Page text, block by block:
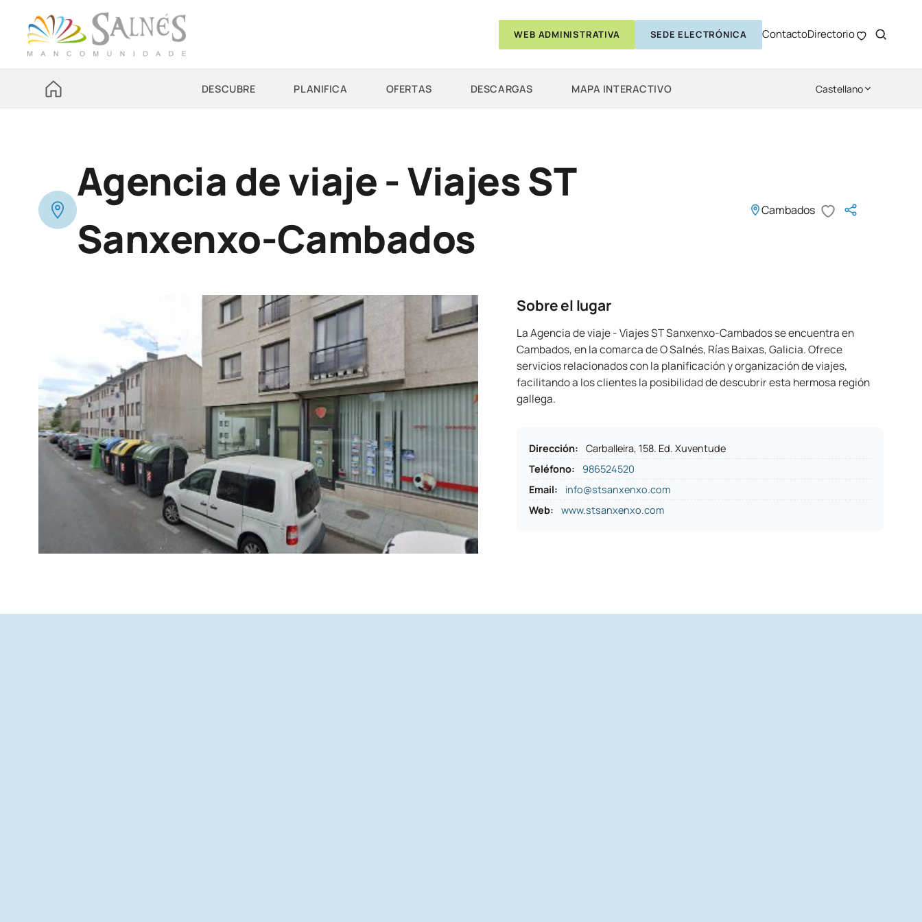
WEB ADMINISTRATIVA SEDE ELECTRÓNICA ContactoDirectorio
DESCUBRE PLANIFICA OFERTAS DESCARGAS MAPA INTERACTIVO Castellano
Agencia de viaje - Viajes ST
Sanxenxo-Cambados
Cambados
Sobre el lugar
La Agencia de viaje - Viajes ST Sanxenxo-Cambados se encuentra en
Cambados, en la comarca de O Salnés, Rías Baixas, Galicia. Ofrece
servicios relacionados con la planificación y organización de viajes,
facilitando a los clientes la posibilidad de descubrir esta hermosa región
gallega.
Dirección:
Carballeira, 158. Ed. Xuventude
Teléfono:
986524520
Email:
info@stsanxenxo.com
Web:
www.stsanxenxo.com